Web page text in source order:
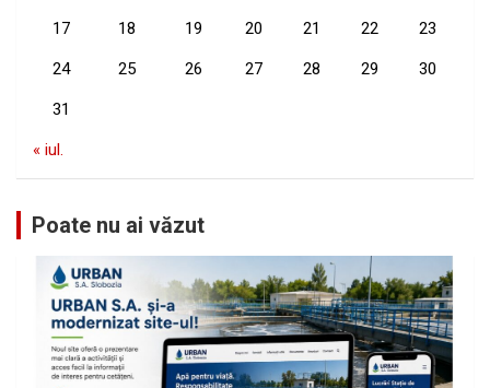
17 18 19 20 21 22 23
24 25 26 27 28 29 30
31
« iul.
Poate nu ai văzut